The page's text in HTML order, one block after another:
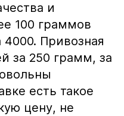
и
100 граммов
Привозная
за 250 грамм, за
есть такое
цену, не